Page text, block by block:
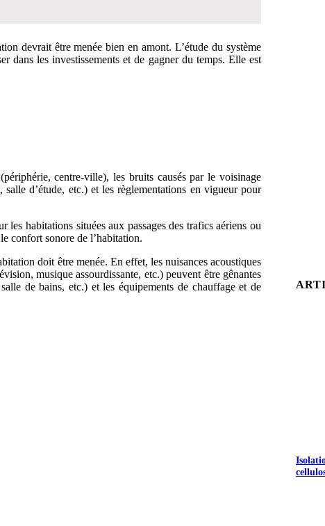
devrait être menée bien en amont. L’étude du système
dans les investissements et de gagner du temps. Elle est
centre-ville), les bruits causés par le voisinage
d’étude, etc.) et les règlementations en vigueur pour
habitations situées aux passages des trafics aériens ou
confort sonore de l’habitation.
doit être menée. En effet, les nuisances acoustiques
musique assourdissante, etc.) peuvent être gênantes
de bains, etc.) et les équipements de chauffage et de